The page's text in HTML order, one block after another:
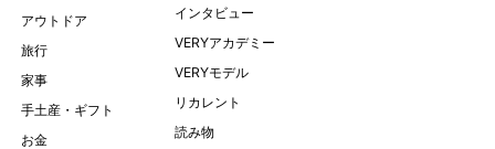
アウトドア
旅行
家事
手土産・ギフト
お金
インタビュー
VERYアカデミー
VERYモデル
リカレント
読み物